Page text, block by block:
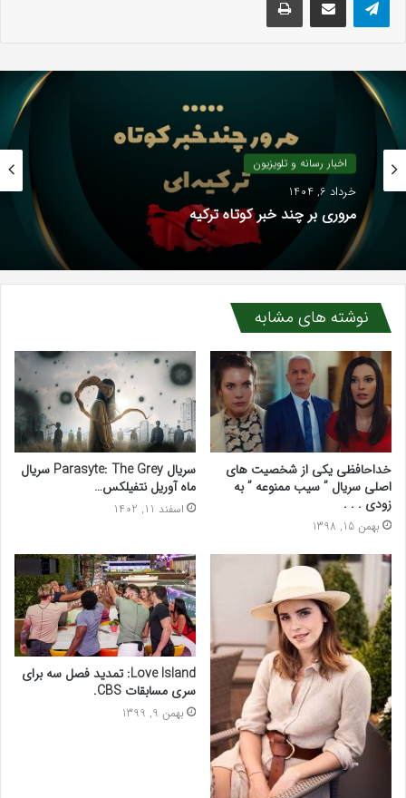
اخبار رسانه و تلویزیون
خرداد 6, 1404
مروری بر چند خبر کوتاه ترکیه
نوشته های مشابه
خداحافظی یکی از شخصیت های
اصلی سریال ” سیب ممنوعه ” به
زودی . . .
بهمن 15, 1398
سریال Parasyte: The Grey سریال
ماه آوریل نتفیلکس…
اسفند 11, 1402
Love Island: تمدید فصل سه برای
سری مسابقات CBS.
بهمن 9, 1399